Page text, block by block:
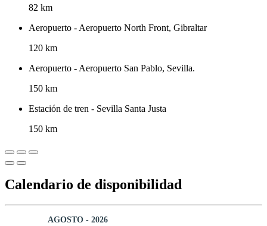
82 km
Aeropuerto - Aeropuerto North Front, Gibraltar
120 km
Aeropuerto - Aeropuerto San Pablo, Sevilla.
150 km
Estación de tren - Sevilla Santa Justa
150 km
Calendario de disponibilidad
AGOSTO - 2026